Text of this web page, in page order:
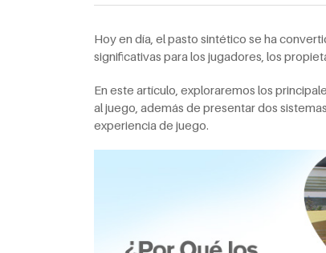
Hoy en día, el pasto sintético se ha
significativas para los jugadores, los
En este artículo, exploraremos los
al juego, además de presentar dos
experiencia de juego.